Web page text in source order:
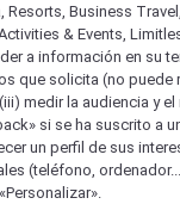
Resorts, Business
& Events,
a información en su
que solicita (no puede
medir la audiencia y
si se ha suscrito a
un perfil de sus
(teléfono,